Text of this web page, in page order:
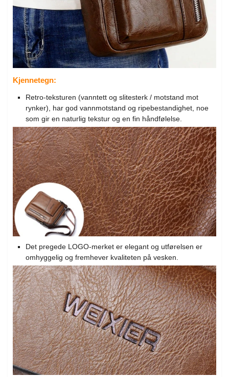
Kjennetegn:
Retro-teksturen (vanntett og slitesterk / motstand mot
rynker), har god vannmotstand og ripebestandighet, noe
som gir en naturlig tekstur og en fin håndfølelse.
Det pregede LOGO-merket er elegant og utførelsen er
omhyggelig og fremhever kvaliteten på vesken.